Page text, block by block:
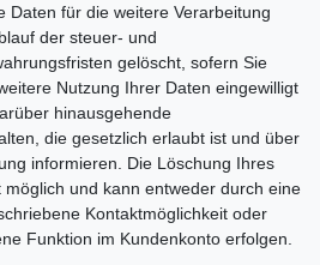
Daten für die weitere Verarbeitung
der steuer- und
gelöscht, sofern Sie
Nutzung Ihrer Daten eingewilligt
hinausgehende
die gesetzlich erlaubt ist und über
informieren. Die Löschung Ihres
und kann entweder durch eine
Kontaktmöglichkeit oder
Funktion im Kundenkonto erfolgen.